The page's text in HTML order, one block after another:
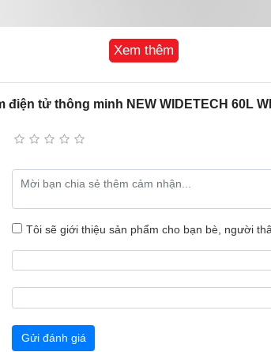
Xem thêm
điện tử thông minh NEW WIDETECH 60L
Tôi sẽ giới thiệu sản phẩm cho bạn bè, người
Gửi đánh giá